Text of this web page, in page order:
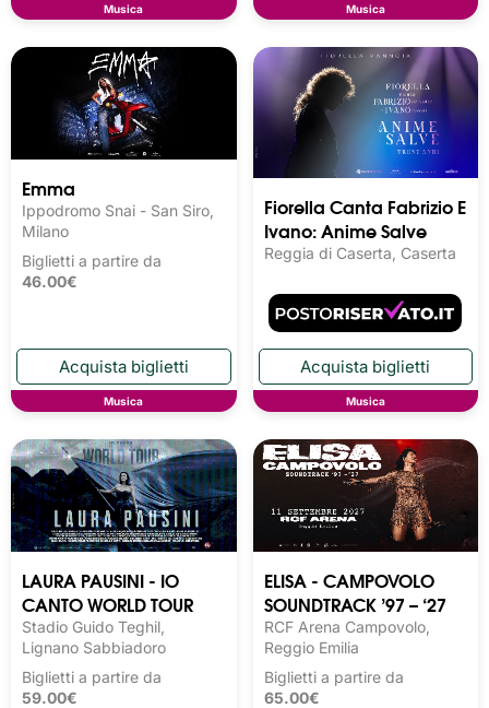
Musica Musica
Emma
Ippodromo Snai - San Siro,
Milano
Biglietti a partire da
46.00€
Musica
Fiorella Canta Fabrizio E
Ivano: Anime Salve
Reggia di Caserta, Caserta
Musica
LAURA PAUSINI - IO
CANTO WORLD TOUR
Stadio Guido Teghil,
Lignano Sabbiadoro
Biglietti a partire da
59.00€
ELISA - CAMPOVOLO
SOUNDTRACK ’97 – ‘27
RCF Arena Campovolo,
Reggio Emilia
Biglietti a partire da
65.00€